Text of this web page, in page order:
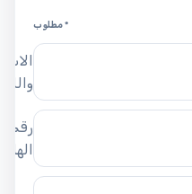
* مطلوب
رقم